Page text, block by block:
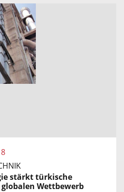
stärkt türkische
Wettbewerb